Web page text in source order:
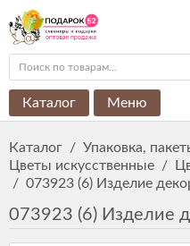
Каталог Меню
Каталог / Упаковка,
Цветы искусственные /
/ 073923 (6) Изделие
073923 (6) Изделие